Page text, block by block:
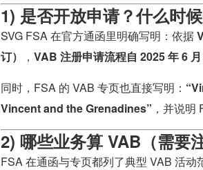
1) 是否开放申请？什么时
SVG FSA 在官方通函里明确写明：依据
订）
， VAB 注册申请流程自 2025 年 6
同时，FSA 的 VAB 专页也直接写明：
Vincent and the Grenadines” ，并说
2) 哪些业务算 VAB（需要
FSA 在通函与专页都列了典型 VAB 活动